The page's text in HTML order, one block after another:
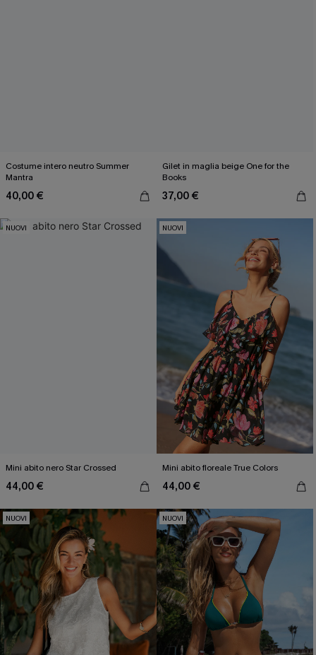
Costume intero neutro Summer
Mantra
40,00 €
Gilet in maglia beige One for the
Books
37,00 €
NUOVI
Mini abito nero Star Crossed
44,00 €
NUOVI
Mini abito floreale True Colors
44,00 €
NUOVI NUOVI